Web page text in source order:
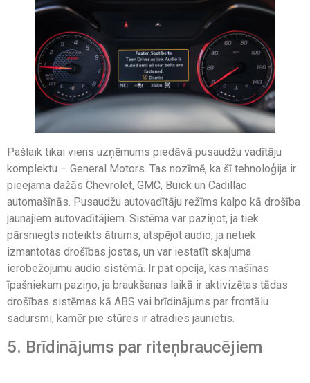
Pašlaik tikai viens uzņēmums piedāvā pusaudžu vadītāju
komplektu – General Motors. Tas nozīmē, ka šī tehnoloģija ir
pieejama dažās Chevrolet, GMC, Buick un Cadillac
automašīnās. Pusaudžu autovadītāju režīms kalpo kā drošība
jaunajiem autovadītājiem. Sistēma var paziņot, ja tiek
pārsniegts noteikts ātrums, atspējot audio, ja netiek
izmantotas drošības jostas, un var iestatīt skaļuma
ierobežojumu audio sistēmā. Ir pat opcija, kas mašīnas
īpašniekam paziņo, ja braukšanas laikā ir aktivizētas tādas
drošības sistēmas kā ABS vai brīdinājums par frontālu
sadursmi, kamēr pie stūres ir atradies jaunietis.
5. Brīdinājums par riteņbraucējiem